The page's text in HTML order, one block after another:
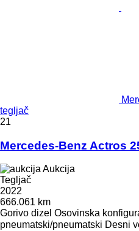
tegljač
21
Mercedes-Benz Actros
Aukcija
Tegljač
2022
666.061 km
Gorivo dizel Osovinska
pneumatski/pneumatski Desni